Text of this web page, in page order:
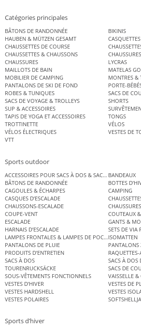
Catégories principales
BÂTONS DE RANDONNÉE
BIKINIS
HAUBEN & MÜTZEN GESAMT
CHAUSSETTES DE COURSE
CHAUSSETTES & CHAUSSONS
CHAUSSURES
LYCRAS
MAILLOTS DE BAIN
MATELAS
MOBILIER DE CAMPING
MONTRES &
PANTALONS DE SKI DE FOND
PORTE-
ROBES & TUNIQUES
SACS DE
SACS DE VOYAGE & TROLLEYS
SHORTS
SUP & ACCESSOIRES
TAPIS DE YOGA ET ACCESSOIRES
TONGS
TROTTINETTE
VÉLOS
VÉLOS ÉLECTRIQUES
VESTES DE
VTT
Sports outdoor
ACCESSOIRES POUR SACS À DOS & SACS ÉTANCHES
BANDEAUX
BÂTONS DE RANDONNÉE
BOTTES
CAGOULES & ÉCHARPES
CAMPING
CASQUES D’ESCALADE
CHAUSSONS-ESCALADE
COUPE-VENT
COUTEAUX
ESCALADE
GANTS &
HARNAIS D’ESCALADE
SETS DE VIA
LAMPES FRONTALES & LAMPES DE POCHEISOMATTEN
PANTALONS DE PLUIE
PANTALONS
PRODUITS D’ENTRETIEN
SACS À DOS
SACS À DOS
TOURENRUCKSÄCKE
SACS DE
SOUS-VÊTEMENTS FONCTIONNELS
VAISSELLE &
VESTES D’HIVER
VESTES DE
VESTES HARDSHELL
VESTES
VESTES POLAIRES
Sports d’hiver